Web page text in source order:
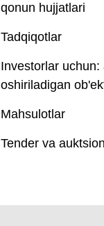
qonun hujjatlari
Tadqiqotlar
Investorlar uchun:
oshiriladigan
Mahsulotlar
Tender va